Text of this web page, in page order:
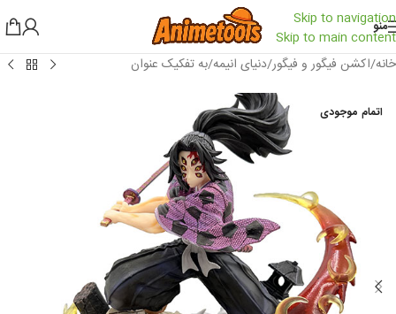
Skip to navigation
Skip to main content
منو
خانه/اکشن فیگور و فیگور/دنیای انیمه/به تفکیک عنوان
اتمام موجودی